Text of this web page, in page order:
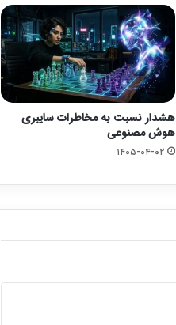
هشدار نسبت به مخاطرات سایبری
هوش مصنوعی
۱۴۰۵-۰۴-۰۲